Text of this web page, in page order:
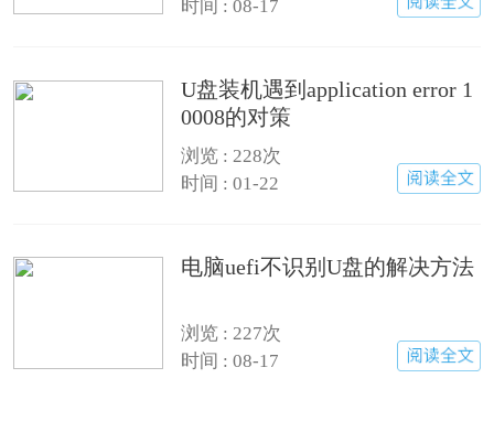
时间 : 08-17
U盘装机遇到application error 1
0008的对策
浏览 : 228次
时间 : 01-22
电脑uefi不识别U盘的解决方法
浏览 : 227次
时间 : 08-17